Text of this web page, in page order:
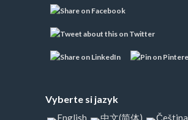
Vyberte si jazyk